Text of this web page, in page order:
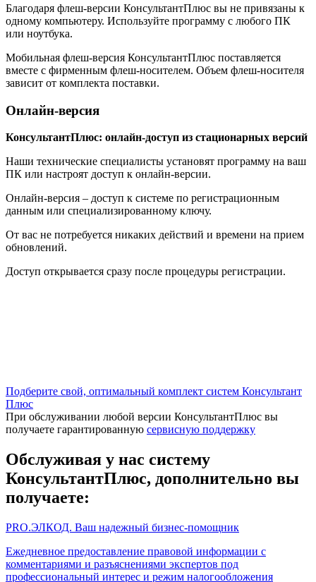
Благодаря флеш-версии КонсультантПлюс вы не привязаны к
одному компьютеру. Используйте программу с любого ПК
или ноутбука.
Мобильная флеш-версия КонсультантПлюс поставляется
вместе с фирменным флеш-носителем. Объем флеш-носителя
зависит от комплекта поставки.
Онлайн-версия
КонсультантПлюс: онлайн-доступ из стационарных версий
Наши технические специалисты установят программу на ваш
ПК или настроят доступ к онлайн-версии.
Онлайн-версия – доступ к системе по регистрационным
данным или специализированному ключу.
От вас не потребуется никаких действий и времени на прием
обновлений.
Доступ открывается сразу после процедуры регистрации.
Подберите свой, оптимальный комплект систем Консультант
Плюс
При обслуживании любой версии КонсультантПлюс вы
получаете гарантированную сервисную поддержку
Обслуживая у нас систему
КонсультантПлюс, дополнительно вы
получаете:
PRO.ЭЛКОД. Ваш надежный бизнес-помощник
Ежедневное предоставление правовой информации с
комментариями и разъяснениями экспертов под
профессиональный интерес и режим налогообложения